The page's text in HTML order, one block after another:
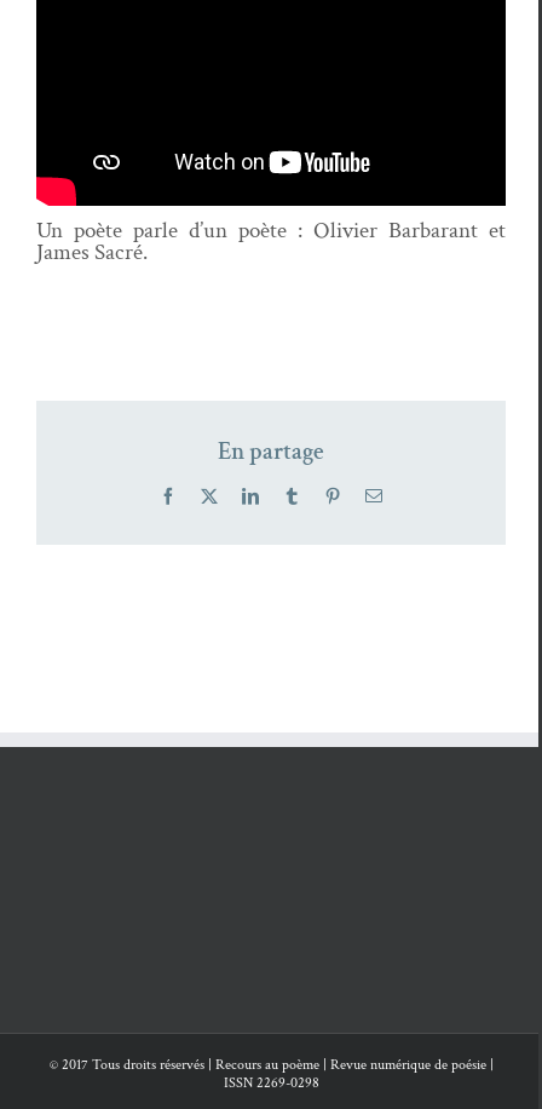
Un poète par­le d’un poète : Olivi­er Bar­barant et
James Sacré.
En partage
Facebook LinkedInTumblr PinterestEmail
© 2017 Tous droits réservés | Recours au poème | Revue numérique de poésie |
ISSN 2269-0298